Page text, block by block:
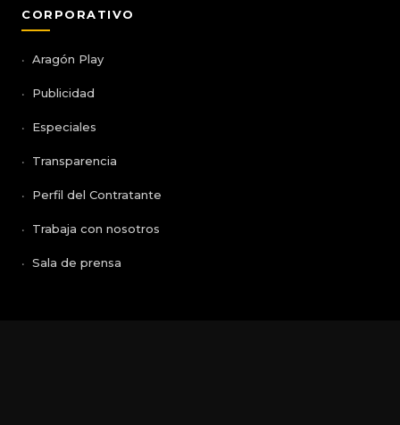
CORPORATIVO
Aragón Play
Publicidad
Especiales
Transparencia
Perfil del Contratante
Trabaja con nosotros
Sala de prensa